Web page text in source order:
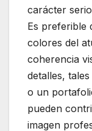
carácter
Es preferible
colores del
coherencia
detalles,
o un
pueden
imagen